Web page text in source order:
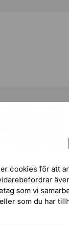
cookies för att
som vi
som du har
ett år lanserade
hållbara
njuta av